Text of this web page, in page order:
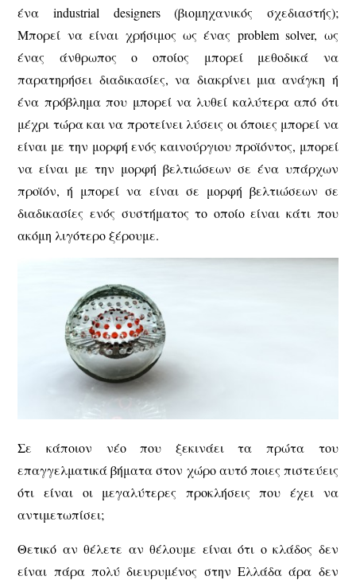
ένα industrial designers (βιομηχανικός σχεδιαστής);
Mπορεί να είναι χρήσιμος ως ένας problem solver, ως
ένας άνθρωπος ο οποίος μπορεί μεθοδικά να
παρατηρήσει διαδικασίες, να διακρίνει μια ανάγκη ή
ένα πρόβλημα που μπορεί να λυθεί καλύτερα από ότι
μέχρι τώρα και να προτείνει λύσεις οι όποιες μπορεί να
είναι με την μορφή ενός καινούργιου προϊόντος, μπορεί
να είναι με την μορφή βελτιώσεων σε ένα υπάρχων
προϊόν, ή μπορεί να είναι σε μορφή βελτιώσεων σε
διαδικασίες ενός συστήματος το οποίο είναι κάτι που
ακόμη λιγότερο ξέρουμε.
Σε κάποιον νέο που ξεκινάει τα πρώτα του
επαγγελματικά βήματα στον χώρο αυτό ποιες πιστεύεις
ότι είναι οι μεγαλύτερες προκλήσεις που έχει να
αντιμετωπίσει;
Θετικό αν θέλετε αν θέλουμε είναι ότι ο κλάδος δεν
είναι πάρα πολύ διευρυμένος στην Ελλάδα άρα δεν